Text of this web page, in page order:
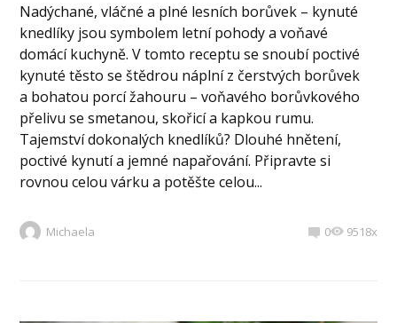
Nadýchané, vláčné a plné lesních borůvek – kynuté
knedlíky jsou symbolem letní pohody a voňavé
domácí kuchyně. V tomto receptu se snoubí poctivé
kynuté těsto se štědrou náplní z čerstvých borůvek
a bohatou porcí žahouru – voňavého borůvkového
přelivu se smetanou, skořicí a kapkou rumu.
Tajemství dokonalých knedlíků? Dlouhé hnětení,
poctivé kynutí a jemné napařování. Připravte si
rovnou celou várku a potěšte celou...
Michaela 0 9518x